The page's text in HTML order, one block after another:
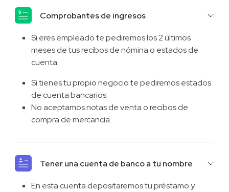
Comprobantes de ingresos
Si eres empleado te pediremos los 2 últimos
meses de tus recibos de nómina o estados de
cuenta.
Si tienes tu propio negocio te pediremos estados
de cuenta bancarios.
No aceptamos notas de venta o recibos de
compra de mercancía.
Tener una cuenta de banco a tu nombre
En esta cuenta depositaremos tu préstamo y